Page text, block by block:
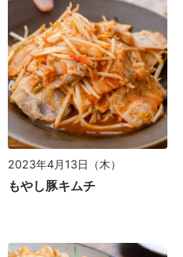
2023年4月13日（木）
もやし豚キムチ